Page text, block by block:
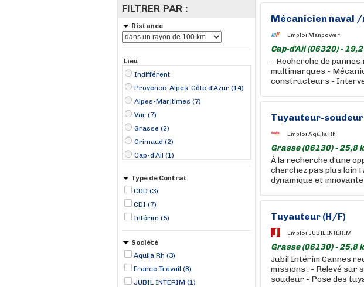
FILTRER PAR :
Distance
Lieu
Indifférent
Provence-Alpes-Côte d'Azur (14)
Alpes-Maritimes (7)
Var (7)
Grasse (2)
Grimaud (2)
Cap-d'Ail (1)
Cogolin (1)
La Croix-Valmer (1)
Le Cannet (1)
Le Cannet-des-Maures (1)
Le Lavandou (1)
Type de Contrat
CDD (3)
CDI (7)
Intérim (5)
Société
Aquila Rh (3)
France Travail (8)
JUBIL INTERIM (1)
Mécanicien naval
Emploi Manpower
Cap-d'Ail (06320) -
- Recherche de pannes
multimarques -
constructeurs -
Tuyauteur-
Emploi Aquila Rh
Grasse (06130) - 25,8
À la recherche d'une
cherchez pas plus loin
dynamique et innovante
Tuyauteur (H/F)
Emploi JUBIL INTERIM
Grasse (06130) - 25,8
Jubil Intérim Cannes
missions : - Relevé
soudeur - Pose des